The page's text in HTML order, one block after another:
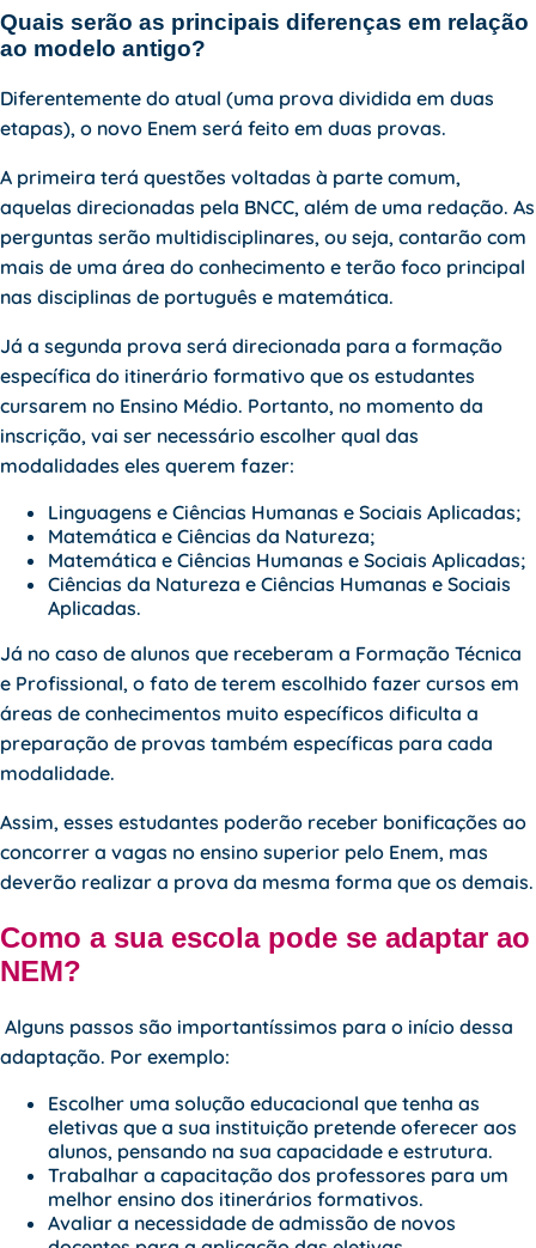
Quais serão as principais diferenças em relação
ao modelo antigo?
Diferentemente do atual (uma prova dividida em duas
etapas), o novo Enem será feito em duas provas.
A primeira terá questões voltadas à parte comum,
aquelas direcionadas pela BNCC, além de uma redação. As
perguntas serão multidisciplinares, ou seja, contarão com
mais de uma área do conhecimento e terão foco principal
nas disciplinas de português e matemática.
Já a segunda prova será direcionada para a formação
específica do itinerário formativo que os estudantes
cursarem no Ensino Médio. Portanto, no momento da
inscrição, vai ser necessário escolher qual das
modalidades eles querem fazer:
Linguagens e Ciências Humanas e Sociais Aplicadas;
Matemática e Ciências da Natureza;
Matemática e Ciências Humanas e Sociais Aplicadas;
Ciências da Natureza e Ciências Humanas e Sociais
Aplicadas.
Já no caso de alunos que receberam a Formação Técnica
e Profissional, o fato de terem escolhido fazer cursos em
áreas de conhecimentos muito específicos dificulta a
preparação de provas também específicas para cada
modalidade.
Assim, esses estudantes poderão receber bonificações ao
concorrer a vagas no ensino superior pelo Enem, mas
deverão realizar a prova da mesma forma que os demais.
Como a sua escola pode se adaptar ao
NEM?
Alguns passos são importantíssimos para o início dessa
adaptação. Por exemplo:
Escolher uma solução educacional que tenha as
eletivas que a sua instituição pretende oferecer aos
alunos, pensando na sua capacidade e estrutura.
Trabalhar a capacitação dos professores para um
melhor ensino dos itinerários formativos.
Avaliar a necessidade de admissão de novos